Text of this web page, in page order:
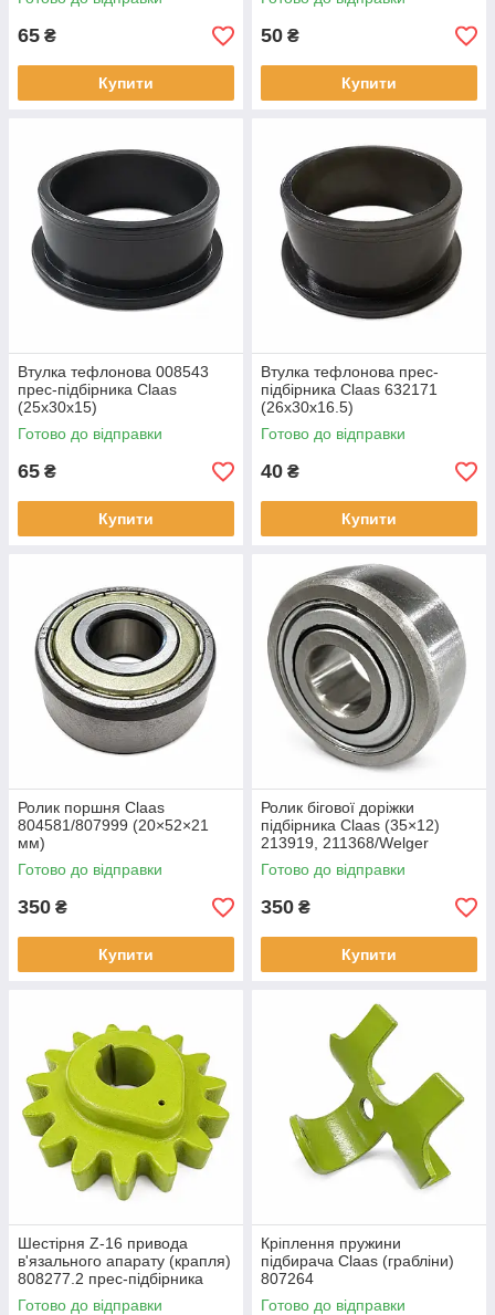
65 ₴
Купити
50 ₴
Купити
Втулка тефлонова 008543
прес-підбірника Claas
(25x30x15)
Готово до відправки
65 ₴
Купити
Втулка тефлонова прес-
підбірника Claas 632171
(26х30х16.5)
Готово до відправки
40 ₴
Купити
Ролик поршня Claas
804581/807999 (20×52×21
мм)
Готово до відправки
350 ₴
Купити
Ролик бігової доріжки
підбірника Claas (35×12)
213919, 211368/Welger
0922.18.03.00
Готово до відправки
350 ₴
Купити
Шестірня Z-16 привода
в'язального апарату (крапля)
808277.2 прес-підбірника
Claas
Готово до відправки
Кріплення пружини
підбирача Claas (грабліни)
807264
Готово до відправки